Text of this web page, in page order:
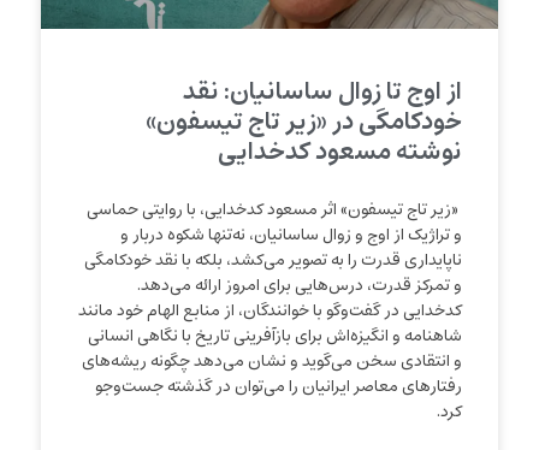
از اوج تا زوال ساسانیان: نقد
خودکامگی در «زیر تاج تیسفون»
نوشته مسعود کدخدایی
«زیر تاج تیسفون» اثر مسعود کدخدایی، با روایتی حماسی
و تراژیک از اوج و زوال ساسانیان، نه‌تنها شکوه دربار و
ناپایداری قدرت را به تصویر می‌کشد، بلکه با نقد خودکامگی
و تمرکز قدرت، درس‌هایی برای امروز ارائه می‌دهد.
کدخدایی در گفت‌وگو با خوانندگان، از منابع الهام خود مانند
شاهنامه و انگیزه‌اش برای بازآفرینی تاریخ با نگاهی انسانی
و انتقادی سخن می‌گوید و نشان می‌دهد چگونه ریشه‌های
رفتارهای معاصر ایرانیان را می‌توان در گذشته جست‌وجو
کرد.